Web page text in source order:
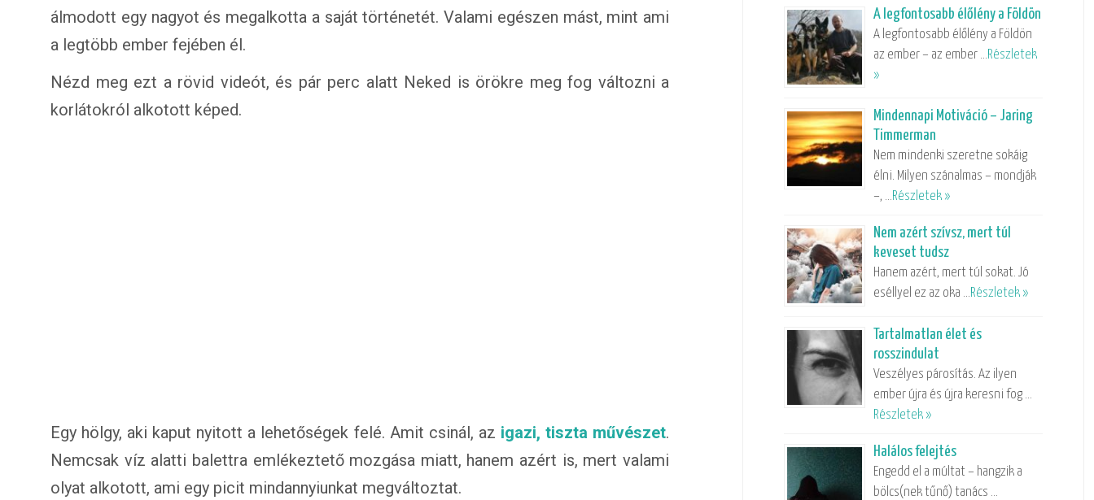
álmodott egy nagyot és megalkotta a saját történetét. Valami egészen mást, mint ami
a legtöbb ember fejében él.
Nézd meg ezt a rövid videót, és pár perc alatt Neked is örökre meg fog változni a
korlátokról alkotott képed.
Egy hölgy, aki kaput nyitott a lehetőségek felé. Amit csinál, az igazi, tiszta művészet.
Nemcsak víz alatti balettra emlékeztető mozgása miatt, hanem azért is, mert valami
olyat alkotott, ami egy picit mindannyiunkat megváltoztat.
A legfontosabb élőlény a Földön
A legfontosabb élőlény a Földön
az ember – az ember …Részletek
»
Mindennapi Motiváció – Jaring
Timmerman
Nem mindenki szeretne sokáig
élni. Milyen szánalmas – mondják
–, …Részletek »
Nem azért szívsz, mert túl
keveset tudsz
Hanem azért, mert túl sokat. Jó
eséllyel ez az oka …Részletek »
Tartalmatlan élet és
rosszindulat
Veszélyes párosítás. Az ilyen
ember újra és újra keresni fog …
Részletek »
Halálos felejtés
Engedd el a múltat – hangzik a
bölcs(nek tűnő) tanács …